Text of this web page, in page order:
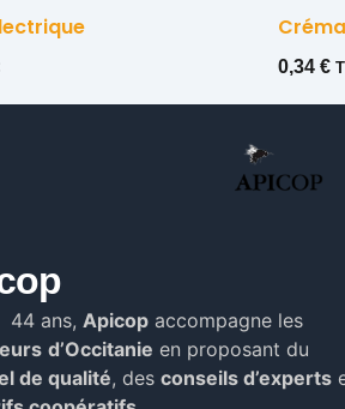
0,34 €
44 ans, Apicop accompagne les
d’Occitanie en proposant du
de qualité, des conseils d’experts